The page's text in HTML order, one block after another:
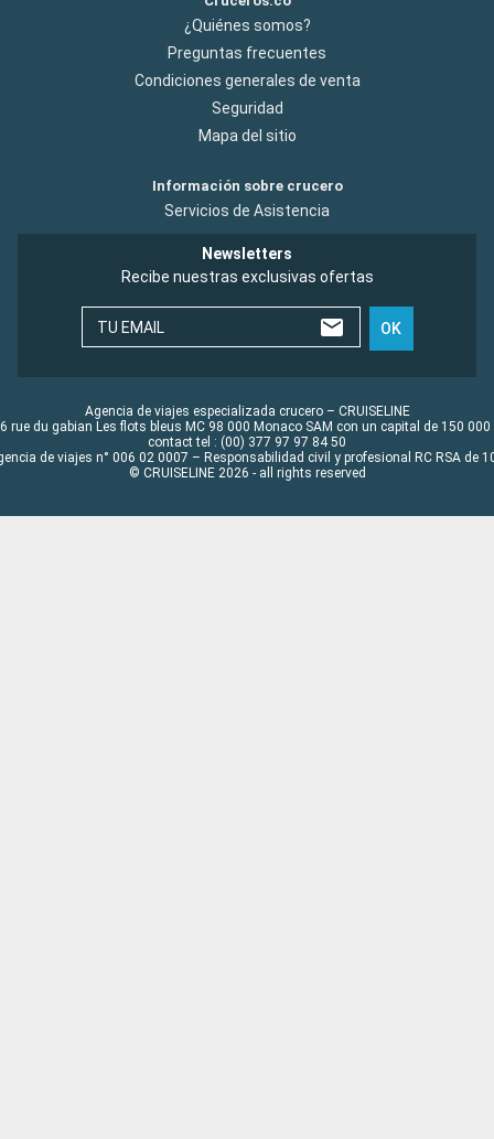
¿Quiénes somos?
Preguntas frecuentes
Condiciones generales de venta
Seguridad
Mapa del sitio
Información sobre crucero
Servicios de Asistencia
Newsletters
Recibe nuestras exclusivas ofertas
TU EMAIL OK
Agencia de viajes especializada crucero – CRUISELINE
rue du gabian Les flots bleus MC 98 000 Monaco SAM con un capital de 150 000
contact tel : (00) 377 97 97 84 50
de viajes n° 006 02 0007 – Responsabilidad civil y profesional RC RSA de
© CRUISELINE 2026 - all rights reserved